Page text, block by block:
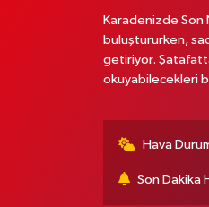
Karadenizde Son
buluştururken,
getiriyor.
okuyabilecekleri
Hava
Son Dakika